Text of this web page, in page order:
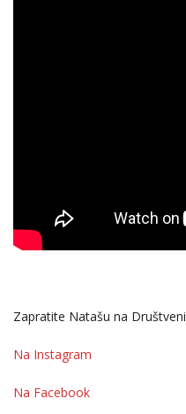
Zapratite Natašu na
Na Instagram
Na Facebook